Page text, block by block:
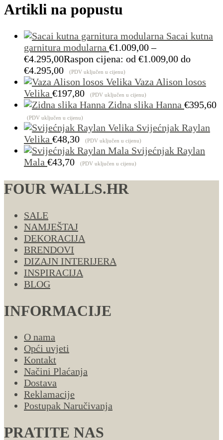
Artikli na popustu
Sacai kutna
garnitura modularna €1.009,00 –
€4.295,00Raspon cijena: od €1.009,00 do
€4.295,00
(PDV uključen u cijenu)
Vaza Alison losos
Velika €197,80 (PDV uključen u cijenu)
Zidna slika Hanna €395,60
(PDV uključen u cijenu)
Svijećnjak Raylan
Velika €48,30 (PDV uključen u cijenu)
Svijećnjak Raylan
Mala €43,70 (PDV uključen u cijenu)
FOUR WALLS.HR
SALE
NAMJEŠTAJ
DEKORACIJA
BRENDOVI
DIZAJN INTERIJERA
INSPIRACIJA
BLOG
INFORMACIJE
O nama
Opći uvjeti
Kontakt
Načini Plaćanja
Dostava
Reklamacije
Postupak Naručivanja
PRATITE NAS